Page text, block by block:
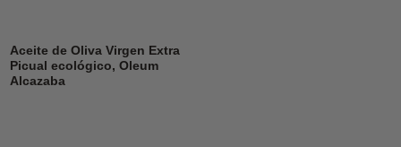
Aceite de Oliva Virgen Extra
Picual ecológico, Oleum
Alcazaba